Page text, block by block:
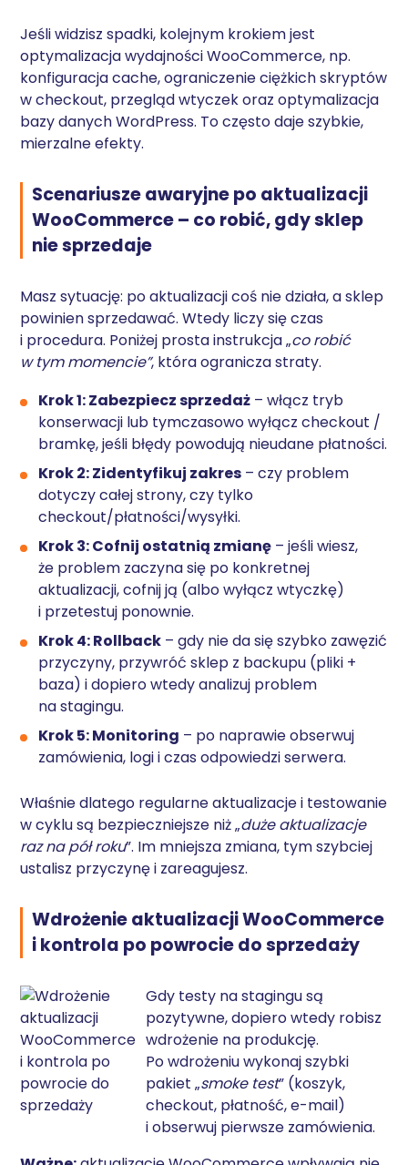
Jeśli widzisz spadki, kolejnym krokiem jest
optymalizacja wydajności WooCommerce, np.
konfiguracja cache, ograniczenie ciężkich skryptów
w checkout, przegląd wtyczek oraz optymalizacja
bazy danych WordPress. To często daje szybkie,
mierzalne efekty.
Scenariusze awaryjne po aktualizacji
WooCommerce – co robić, gdy sklep
nie sprzedaje
Masz sytuację: po aktualizacji coś nie działa, a sklep
powinien sprzedawać. Wtedy liczy się czas
i procedura. Poniżej prosta instrukcja „co robić
w tym momencie”, która ogranicza straty.
Krok 1: Zabezpiecz sprzedaż – włącz tryb
konserwacji lub tymczasowo wyłącz checkout /
bramkę, jeśli błędy powodują nieudane płatności.
Krok 2: Zidentyfikuj zakres – czy problem
dotyczy całej strony, czy tylko
checkout/płatności/wysyłki.
Krok 3: Cofnij ostatnią zmianę – jeśli wiesz,
że problem zaczyna się po konkretnej
aktualizacji, cofnij ją (albo wyłącz wtyczkę)
i przetestuj ponownie.
Krok 4: Rollback – gdy nie da się szybko zawęzić
przyczyny, przywróć sklep z backupu (pliki +
baza) i dopiero wtedy analizuj problem
na stagingu.
Krok 5: Monitoring – po naprawie obserwuj
zamówienia, logi i czas odpowiedzi serwera.
Właśnie dlatego regularne aktualizacje i testowanie
w cyklu są bezpieczniejsze niż „duże aktualizacje
raz na pół roku”. Im mniejsza zmiana, tym szybciej
ustalisz przyczynę i zareagujesz.
Wdrożenie aktualizacji WooCommerce
i kontrola po powrocie do sprzedaży
Gdy testy na stagingu są
pozytywne, dopiero wtedy robisz
wdrożenie na produkcję.
Po wdrożeniu wykonaj szybki
pakiet „smoke test” (koszyk,
checkout, płatność, e-mail)
i obserwuj pierwsze zamówienia.